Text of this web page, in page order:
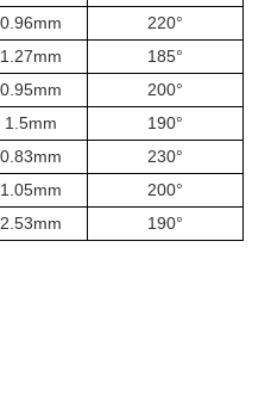
0.96mm
220°
1.27mm
185°
0.95mm
200°
1.5mm
190°
0.83mm
230°
1.05mm
200°
2.53mm 190°